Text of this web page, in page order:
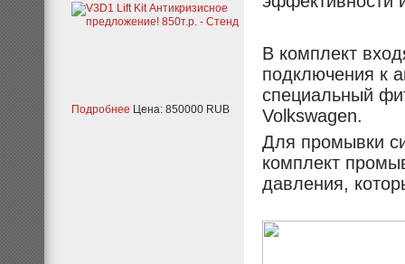
Подробнее Цена: 850000 RUB
В комплект
подключения к
специальный
Volkswagen.
Для промывки
комплект
давления,